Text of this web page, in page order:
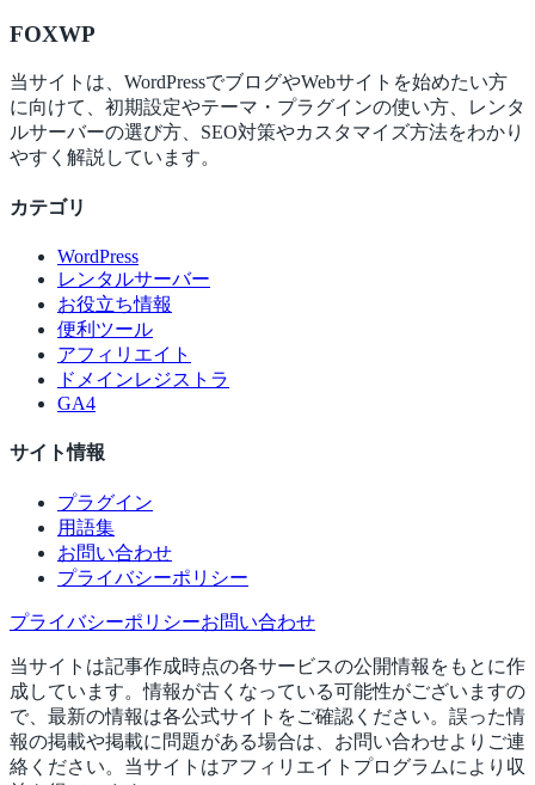
FOXWP
当サイトは、WordPressでブログやWebサイトを始めたい方
に向けて、初期設定やテーマ・プラグインの使い方、レンタ
ルサーバーの選び方、SEO対策やカスタマイズ方法をわかり
やすく解説しています。
カテゴリ
WordPress
レンタルサーバー
お役立ち情報
便利ツール
アフィリエイト
ドメインレジストラ
GA4
サイト情報
プラグイン
用語集
お問い合わせ
プライバシーポリシー
プライバシーポリシーお問い合わせ
当サイトは記事作成時点の各サービスの公開情報をもとに作
成しています。情報が古くなっている可能性がございますの
で、最新の情報は各公式サイトをご確認ください。誤った情
報の掲載や掲載に問題がある場合は、お問い合わせよりご連
絡ください。当サイトはアフィリエイトプログラムにより収